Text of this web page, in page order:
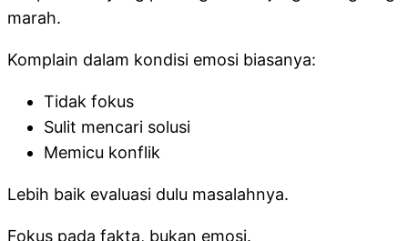
marah.
Komplain dalam kondisi emosi biasanya:
Tidak fokus
Sulit mencari solusi
Memicu konflik
Lebih baik evaluasi dulu masalahnya.
Fokus pada fakta, bukan emosi.